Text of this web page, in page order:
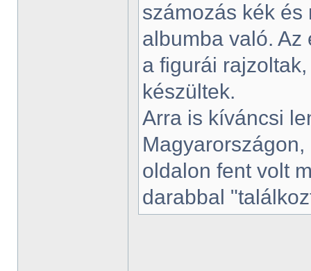
számozás kék
albumba való.
a figurái
készültek.
Arra is kíváncsi
oldalon fent volt
darabbal